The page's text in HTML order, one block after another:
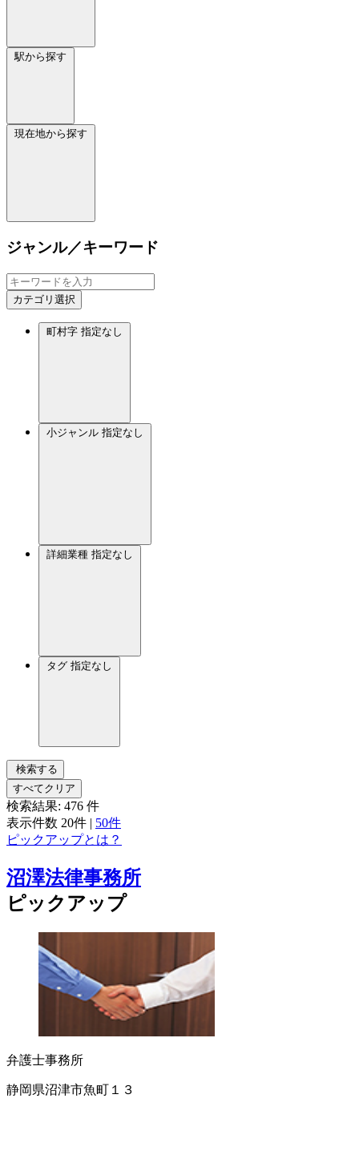
駅から探す
現在地から探す
ジャンル／キーワード
カテゴリ選択
町村字 指定なし
小ジャンル 指定なし
詳細業種 指定なし
タグ 指定なし
検索する
すべてクリア
検索結果: 476 件
表示件数 20件 | 50件
ピックアップとは？
沼澤法律事務所
ピックアップ
弁護士事務所
静岡県沼津市魚町１３